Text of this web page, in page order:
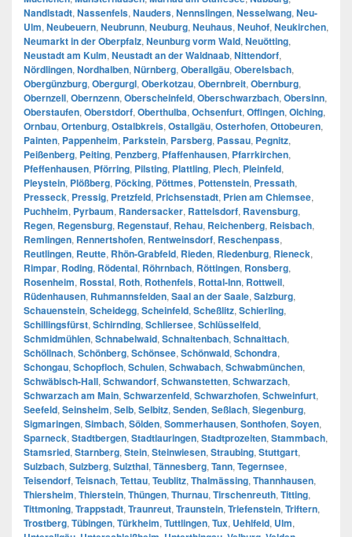
Nandlstadt, Nassenfels, Nauders, Nennslingen, Nesselwang, Neu-
Ulm, Neubeuern, Neubrunn, Neuburg, Neuhaus, Neuhof, Neukirchen,
Neumarkt in der Oberpfalz, Neunburg vorm Wald, Neuötting,
Neustadt am Kulm, Neustadt an der Waldnaab, Nittendorf,
Nördlingen, Nordhalben, Nürnberg, Oberallgäu, Oberelsbach,
Obergünzburg, Obergurgl, Oberkotzau, Obernbreit, Obernburg,
Obernzell, Obernzenn, Oberscheinfeld, Oberschwarzbach, Obersinn,
Oberstaufen, Oberstdorf, Oberthulba, Ochsenfurt, Offingen, Olching,
Ornbau, Ortenburg, Ostalbkreis, Ostallgäu, Osterhofen, Ottobeuren,
Painten, Pappenheim, Parkstein, Parsberg, Passau, Pegnitz,
Peißenberg, Peiting, Penzberg, Pfaffenhausen, Pfarrkirchen,
Pfeffenhausen, Pförring, Pilsting, Plattling, Plech, Pleinfeld,
Pleystein, Plößberg, Pöcking, Pöttmes, Pottenstein, Pressath,
Presseck, Pressig, Pretzfeld, Prichsenstadt, Prien am Chiemsee,
Puchheim, Pyrbaum, Randersacker, Rattelsdorf, Ravensburg,
Regen, Regensburg, Regenstauf, Rehau, Reichenberg, Reisbach,
Remlingen, Rennertshofen, Rentweinsdorf, Reschenpass,
Reutlingen, Reutte, Rhön-Grabfeld, Rieden, Riedenburg, Rieneck,
Rimpar, Roding, Rödental, Röhrnbach, Röttingen, Ronsberg,
Rosenheim, Rosstal, Roth, Rothenfels, Rottal-Inn, Rottweil,
Rüdenhausen, Ruhmannsfelden, Saal an der Saale, Salzburg,
Schauenstein, Scheidegg, Scheinfeld, Scheßlitz, Schierling,
Schillingsfürst, Schirnding, Schliersee, Schlüsselfeld,
Schmidmühlen, Schnabelwaid, Schnaitenbach, Schnaittach,
Schöllnach, Schönberg, Schönsee, Schönwald, Schondra,
Schongau, Schopfloch, Schulen, Schwabach, Schwabmünchen,
Schwäbisch-Hall, Schwandorf, Schwanstetten, Schwarzach,
Schwarzach am Main, Schwarzenfeld, Schwarzhofen, Schweinfurt,
Seefeld, Seinsheim, Selb, Selbitz, Senden, Seßlach, Siegenburg,
Sigmaringen, Simbach, Sölden, Sommerhausen, Sonthofen, Soyen,
Sparneck, Stadtbergen, Stadtlauringen, Stadtprozelten, Stammbach,
Stamsried, Starnberg, Stein, Steinwiesen, Straubing, Stuttgart,
Sulzbach, Sulzberg, Sulzthal, Tännesberg, Tann, Tegernsee,
Teisendorf, Teisnach, Tettau, Teublitz, Thalmässing, Thannhausen,
Thiersheim, Thierstein, Thüngen, Thurnau, Tirschenreuth, Titting,
Tittmoning, Trappstadt, Traunreut, Traunstein, Triefenstein, Triftern,
Trostberg, Tübingen, Türkheim, Tuttlingen, Tux, Uehlfeld, Ulm,